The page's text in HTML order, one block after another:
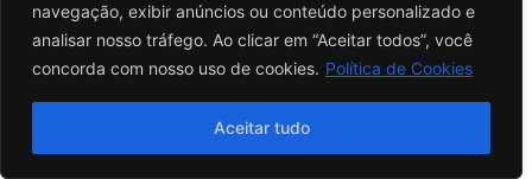
navegação, exibir anúncios ou conteúdo personalizado e
analisar nosso tráfego. Ao clicar em “Aceitar todos”, você
concorda com nosso uso de cookies. Política de Cookies
Aceitar tudo